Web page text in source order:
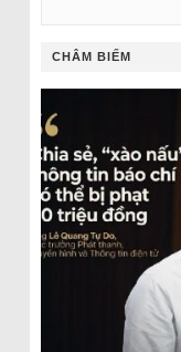
CHÂM BIẾM